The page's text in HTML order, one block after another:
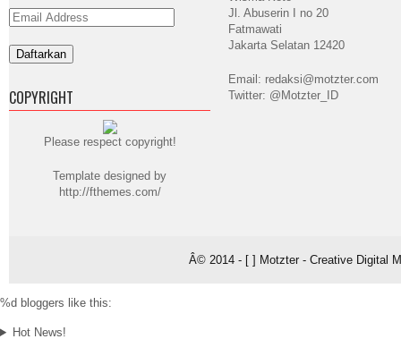
Email
Address
COPYRIGHT
Please respect copyright!
Template designed by
http://fthemes.com/
Jl. Abuserin I no 20
Fatmawati
Jakarta Selatan 12420
Email: redaksi@motzter.com
Twitter: @Motzter_ID
Â© 2014 - [ ] Motzter - Creative Digital
%d bloggers like this:
Hot News!